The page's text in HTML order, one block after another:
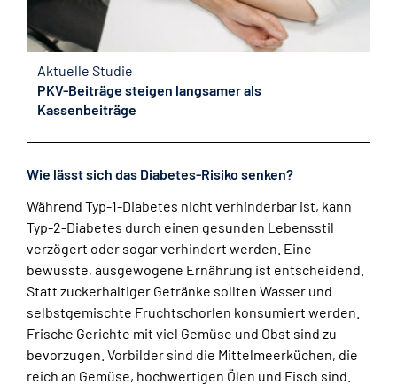
Aktuelle Studie
PKV-Beiträge steigen langsamer als
Kassenbeiträge
Wie lässt sich das Diabetes-Risiko senken?
Während Typ-1-Diabetes nicht verhinderbar ist, kann
Typ-2-Diabetes durch einen gesunden Lebensstil
verzögert oder sogar verhindert werden. Eine
bewusste, ausgewogene Ernährung ist entscheidend.
Statt zuckerhaltiger Getränke sollten Wasser und
selbstgemischte Fruchtschorlen konsumiert werden.
Frische Gerichte mit viel Gemüse und Obst sind zu
bevorzugen. Vorbilder sind die Mittelmeerküchen, die
reich an Gemüse, hochwertigen Ölen und Fisch sind.